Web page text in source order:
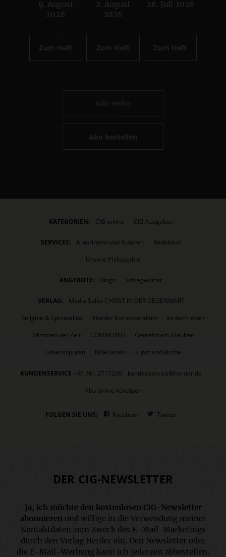
:
9. August
2026
Zum Heft
:
2. August
2026
Zum Heft
:
26. Juli 2026
Zum Heft
Abo bestellen
KATEGORIEN: CIG online CIG Ausgaben
SERVICES: Autorinnen und Autoren
Redaktion
Unsere Philosophie
ANGEBOTE: Blogs Schlagwörter
VERLAG:
Media Sales CHRIST IN DER GEGENWART
Religion & Spiritualität
Herder Korrespondenz
einfach leben
Stimmen der Zeit
COMMUNIO
Gemeinsam Glauben
Lebensspuren
Bibel lesen kunst und kirche
KUNDENSERVICE +49 761 2717200
kundenservice@herder.de
Abo online kündigen
FOLGEN SIE UNS: Facebook Twitter
DER CIG-NEWSLETTER
Ja, ich möchte den kostenlosen CiG-Newsletter
abonnieren und willige in die Verwendung meiner
Kontaktdaten zum Zweck des E-Mail-Marketings
durch den Verlag Herder ein. Den Newsletter oder
die E-Mail-Werbung kann ich jederzeit abbestellen.